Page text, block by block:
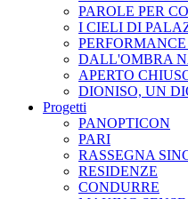
PAROLE PER
I CIELI DI
DALL'OMBRA
APERTO
DIONISO, UN
Progetti
PANOPTICON
PARI
RASSEGNA
RESIDENZE
CONDURRE